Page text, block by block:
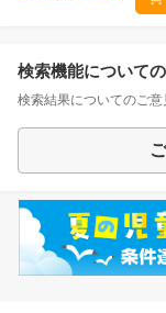
検索機能について
検索結果についてのご意